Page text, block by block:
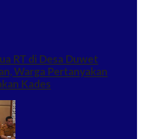
RT di Desa Duwet
Warga Pertanyakan
Kades